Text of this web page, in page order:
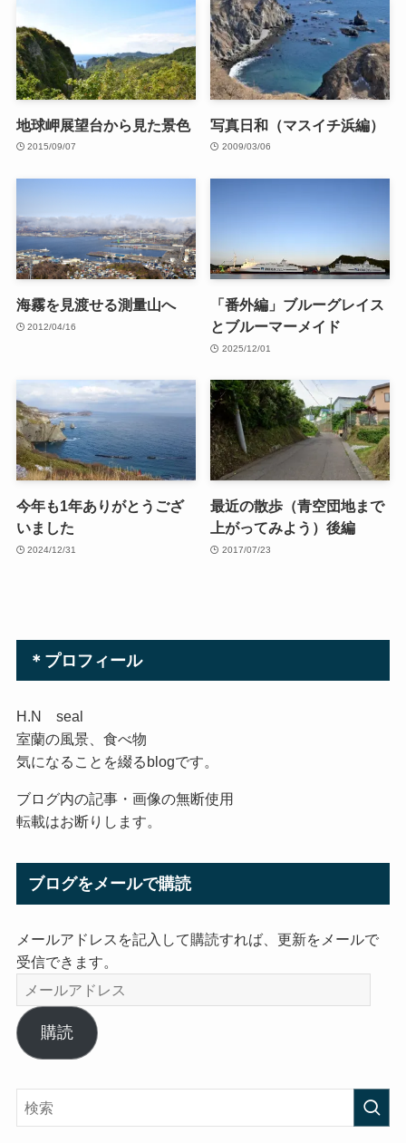
地球岬展望台から見た景色
2015/09/07
写真日和（マスイチ浜編）
2009/03/06
海霧を見渡せる測量山へ
2012/04/16
「番外編」ブルーグレイス
とブルーマーメイド
2025/12/01
今年も1年ありがとうござ
いました
2024/12/31
最近の散歩（青空団地まで
上がってみよう）後編
2017/07/23
＊プロフィール
H.N seal
室蘭の風景、食べ物
気になることを綴るblogです。
ブログ内の記事・画像の無断使用
転載はお断りします。
ブログをメールで購読
メールアドレスを記入して購読すれば、更新をメールで
受信できます。
ー
ル
ア
ス
購読